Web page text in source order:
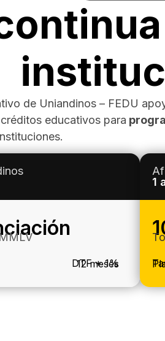
de Uniandinos – FEDU
educativos para
DTF + 1%
12 meses
1